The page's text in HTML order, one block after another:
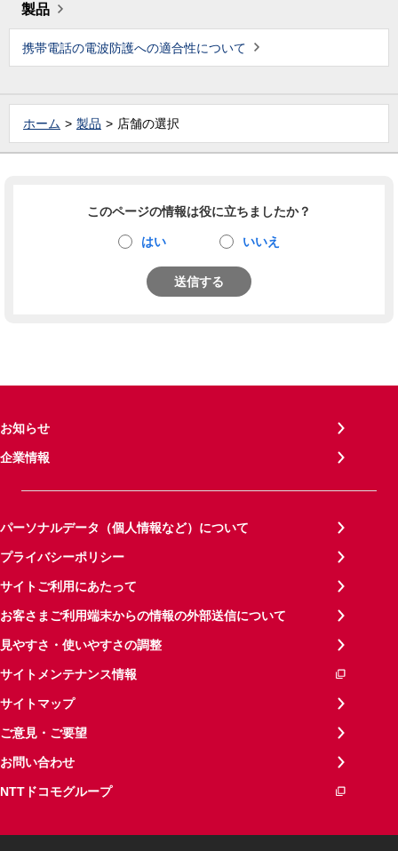
製品
携帯電話の電波防護への適合性について
ホーム 製品 店舗の選択
このページの情報は役に立ちましたか？
はい いいえ
送信する
お知らせ
企業情報
パーソナルデータ（個人情報など）について
プライバシーポリシー
サイトご利用にあたって
お客さまご利用端末からの情報の外部送信について
見やすさ・使いやすさの調整
サイトメンテナンス情報
サイトマップ
ご意見・ご要望
お問い合わせ
NTTドコモグループ